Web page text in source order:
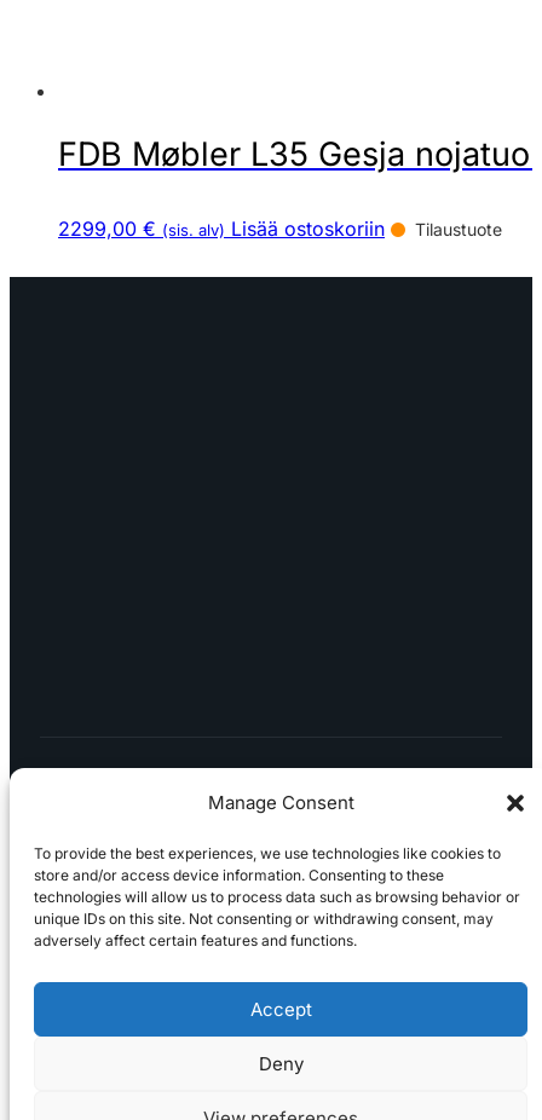
Manage Consent
To provide the best experiences, we use technologies like cookies to
store and/or access device information. Consenting to these
technologies will allow us to process data such as browsing behavior or
unique IDs on this site. Not consenting or withdrawing consent, may
adversely affect certain features and functions.
Accept
Deny
FDB Møbler L35 Gesja
2299,00 € (sis. alv) Lisää ostoskoriin Tilaustuote
TietosuojaselostePeruuttaminenProjektimyynnin
toimitus- ja sopimusehdotKäyttö- ja